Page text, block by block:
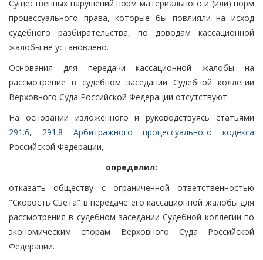
Существенных нарушений норм материального и (или) норм
процессуального права, которые бы повлияли на исход
судебного разбирательства, по доводам кассационной
жалобы не установлено.
Основания для передачи кассационной жалобы на
рассмотрение в судебном заседании Судебной коллегии
Верховного Суда Российской Федерации отсутствуют.
На основании изложенного и руководствуясь статьями
291.6, 291.8 Арбитражного процессуального кодекса
Российской Федерации,
определил:
отказать обществу с ограниченной ответственностью
"Скорость Света" в передаче его кассационной жалобы для
рассмотрения в судебном заседании Судебной коллегии по
экономическим спорам Верховного Суда Российской
Федерации.